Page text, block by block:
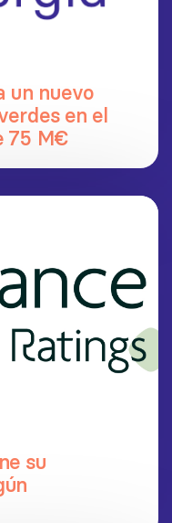
un nuevo
en el
75 M€
su